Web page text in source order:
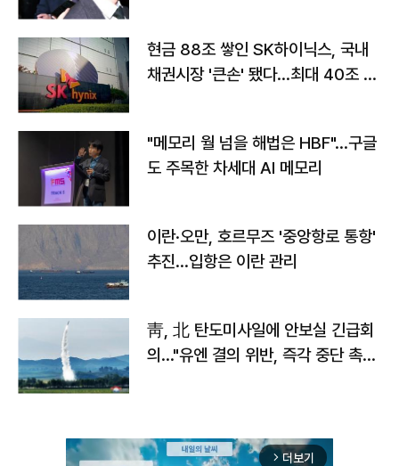
현금 88조 쌓인 SK하이닉스, 국내
채권시장 '큰손' 됐다…최대 40조 투
"메모리 월 넘을 해법은 HBF"…구글
도 주목한 차세대 AI 메모리
이란·오만, 호르무즈 '중앙항로 통항'
추진…입항은 이란 관리
靑, 北 탄도미사일에 안보실 긴급회
의…"유엔 결의 위반, 즉각 중단 촉
arrow_forward_ios 더보기